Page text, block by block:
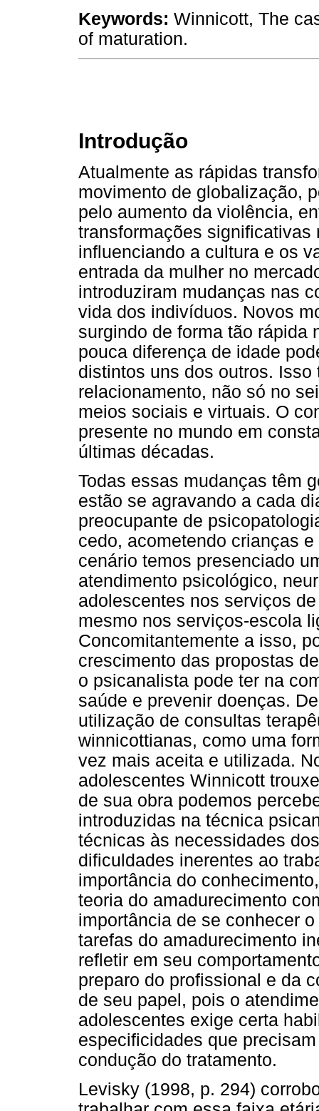
Keywords: Winnicott, The
of maturation.
Introdução
Atualmente as rápidas
movimento de globalização,
pelo aumento da violência,
transformações
influenciando a cultura e os
entrada da mulher no
introduziram mudanças nas
vida dos indivíduos. Novos
surgindo de forma tão rápida
pouca diferença de idade
distintos uns dos outros.
relacionamento, não só no
meios sociais e virtuais. O
presente no mundo em
últimas décadas.
Todas essas mudanças têm
estão se agravando a cada
preocupante de
cedo, acometendo crianças
cenário temos presenciado
atendimento psicológico,
adolescentes nos serviços
mesmo nos serviços-escola
Concomitantemente a isso,
crescimento das propostas
o psicanalista pode ter na
saúde e prevenir doenças.
utilização de consultas
winnicottianas, como uma
vez mais aceita e utilizada.
adolescentes Winnicott
de sua obra podemos
introduzidas na técnica
técnicas às necessidades
dificuldades inerentes ao
importância do
teoria do amadurecimento
importância de se conhecer
tarefas do amadurecimento
refletir em seu
preparo do profissional e da
de seu papel, pois o
adolescentes exige certa
especificidades que
condução do tratamento.
Levisky (1998, p. 294)